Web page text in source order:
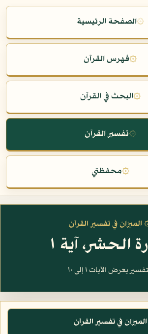
۞الصفحة الرئيسية
۞فهرس القرآن
۞البحث في القرآن
۞تفسير القرآن
۞محفظتي
الميزان في تفسير القرآن
الحشر، آية ١
يعرض الآيات ١ إلى ١٠
الميزان في تفسير القرآن